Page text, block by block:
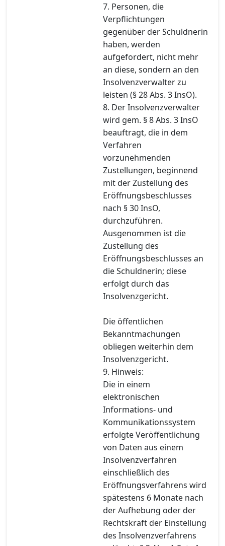
7. Personen, die
Verpflichtungen
gegenüber der Schuldnerin
haben, werden
aufgefordert, nicht mehr
an diese, sondern an den
Insolvenzverwalter zu
leisten (§ 28 Abs. 3 InsO).
8. Der Insolvenzverwalter
wird gem. § 8 Abs. 3 InsO
beauftragt, die in dem
Verfahren
vorzunehmenden
Zustellungen, beginnend
mit der Zustellung des
Eröffnungsbeschlusses
nach § 30 InsO,
durchzuführen.
Ausgenommen ist die
Zustellung des
Eröffnungsbeschlusses an
die Schuldnerin; diese
erfolgt durch das
Insolvenzgericht.
Die öffentlichen
Bekanntmachungen
obliegen weiterhin dem
Insolvenzgericht.
9. Hinweis:
Die in einem
elektronischen
Informations- und
Kommunikationssystem
erfolgte Veröffentlichung
von Daten aus einem
Insolvenzverfahren
einschließlich des
Eröffnungsverfahrens wird
spätestens 6 Monate nach
der Aufhebung oder der
Rechtskraft der Einstellung
des Insolvenzverfahrens